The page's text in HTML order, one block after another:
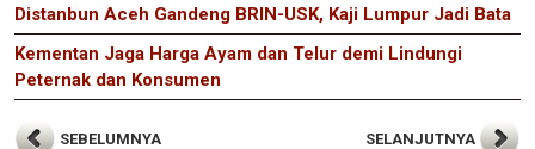
Distanbun Aceh Gandeng BRIN-USK, Kaji Lumpur Jadi Bata
Kementan Jaga Harga Ayam dan Telur demi Lindungi
Peternak dan Konsumen
SEBELUMNYA SELANJUTNYA